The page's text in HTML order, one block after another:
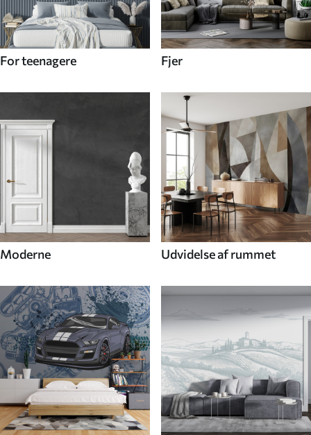
For teenagere Fjer
Moderne Udvidelse af rummet